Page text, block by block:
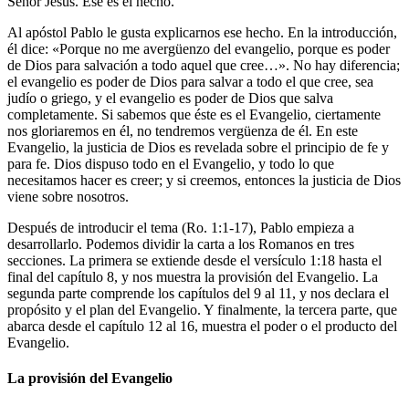
Al apóstol Pablo le gusta explicarnos ese hecho. En la introducción,
él dice: «Porque no me avergüenzo del evangelio, porque es poder
de Dios para salvación a todo aquel que cree…». No hay diferencia;
el evangelio es poder de Dios para salvar a todo el que cree, sea
judío o griego, y el evangelio es poder de Dios que salva
completamente. Si sabemos que éste es el Evangelio, ciertamente
nos gloriaremos en él, no tendremos vergüenza de él. En este
Evangelio, la justicia de Dios es revelada sobre el principio de fe y
para fe. Dios dispuso todo en el Evangelio, y todo lo que
necesitamos hacer es creer; y si creemos, entonces la justicia de Dios
viene sobre nosotros.
Después de introducir el tema (Ro. 1:1-17), Pablo empieza a
desarrollarlo. Podemos dividir la carta a los Romanos en tres
secciones. La primera se extiende desde el versículo 1:18 hasta el
final del capítulo 8, y nos muestra la provisión del Evangelio. La
segunda parte comprende los capítulos del 9 al 11, y nos declara el
propósito y el plan del Evangelio. Y finalmente, la tercera parte, que
abarca desde el capítulo 12 al 16, muestra el poder o el producto del
Evangelio.
La provisión del Evangelio